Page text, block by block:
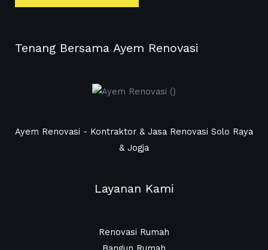
Tenang Bersama Ayem Renovasi
Ayem Renovasi - Kontraktor & Jasa Renovasi Solo Raya
& Jogja
Layanan Kami
Renovasi Rumah